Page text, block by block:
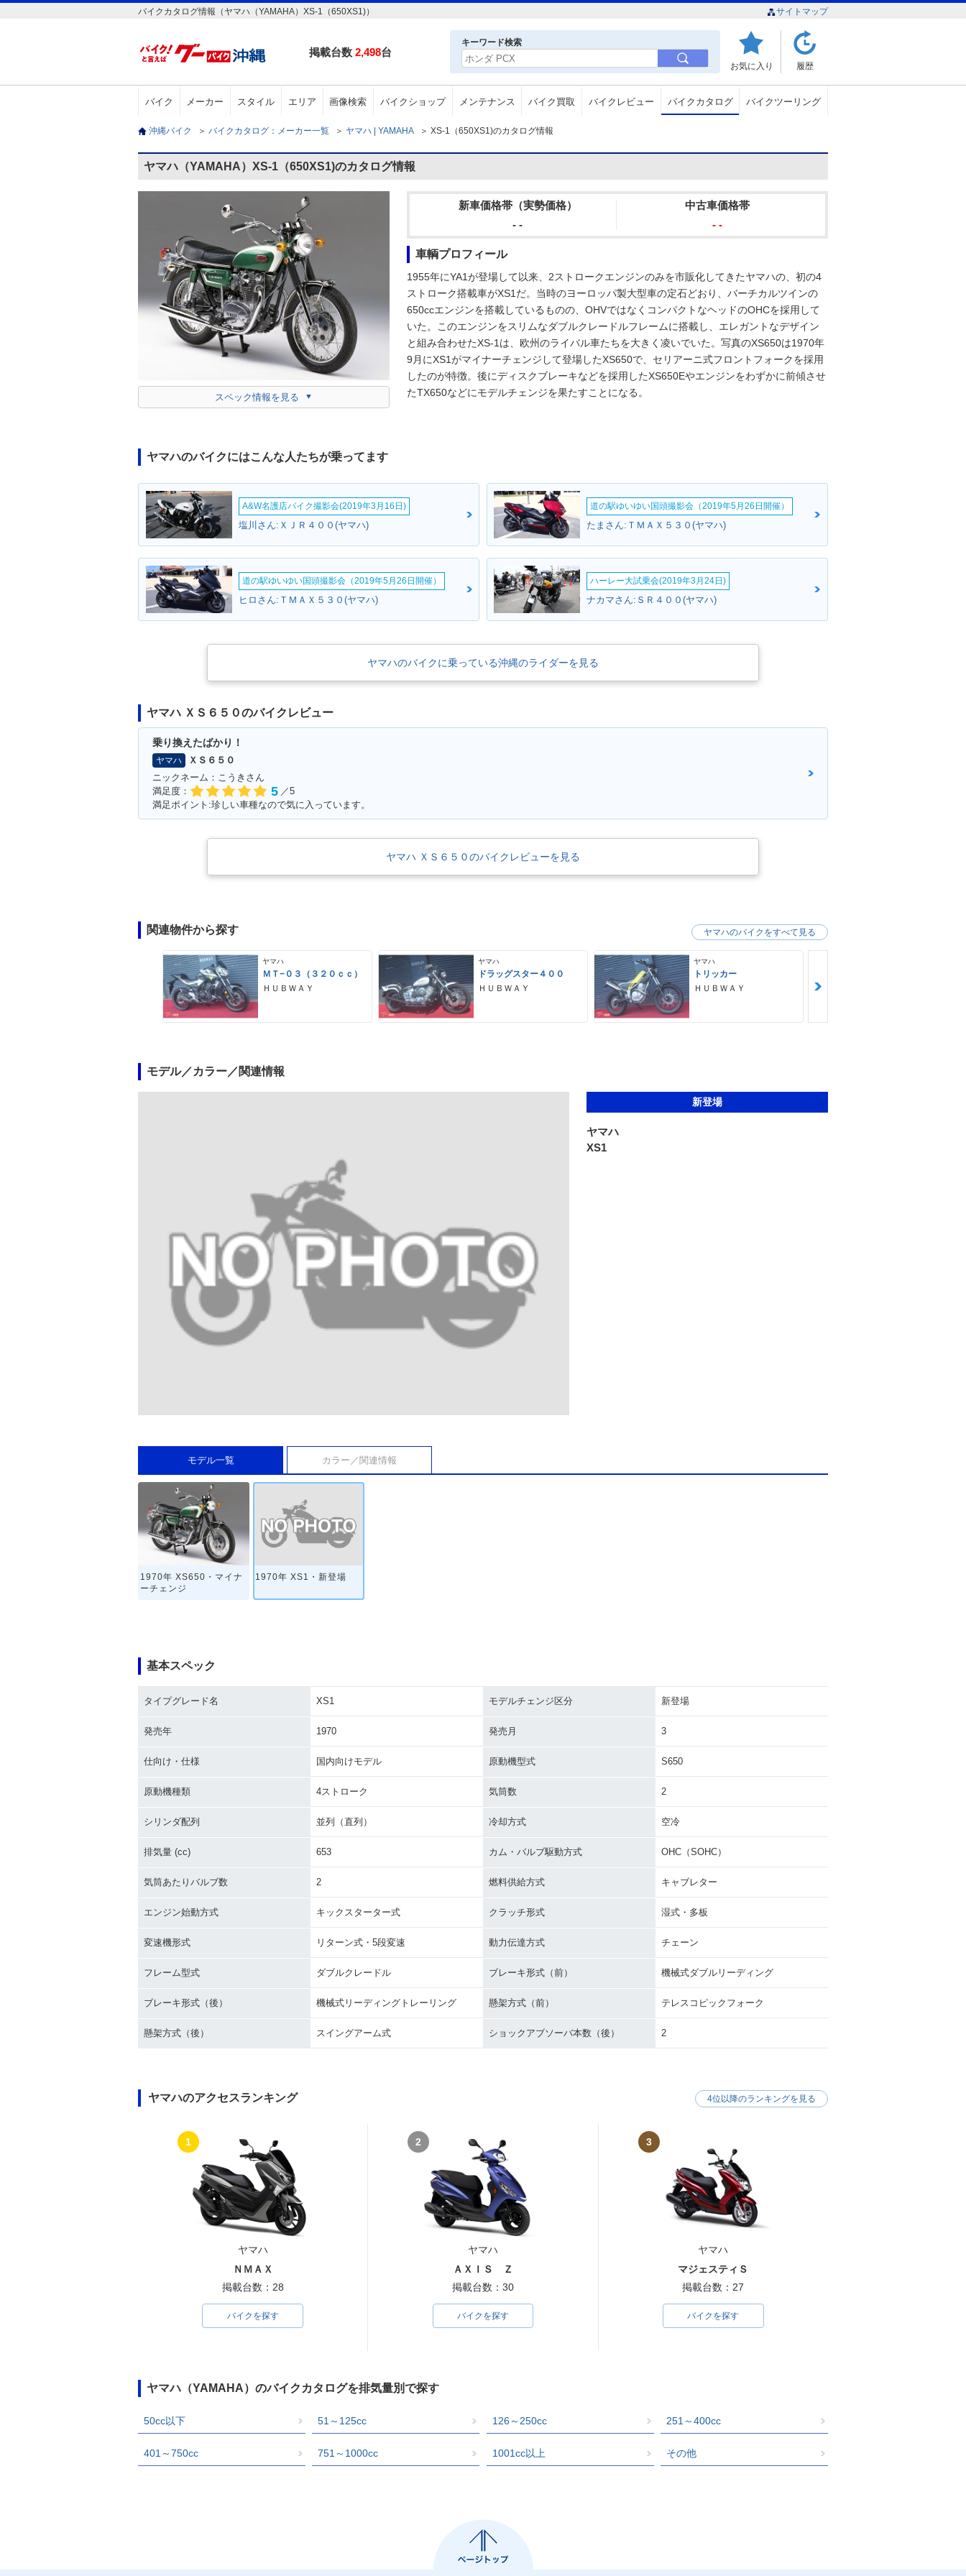
バイクカタログ情報（ヤマハ（YAMAHA）XS-1（650XS1)） サイトマップ
掲載台数 2,498台
キーワード検索
お気に入り 履歴
バイク メーカー スタイル エリア 画像検索 バイクショップ メンテナンス バイク買取 バイクレビュー バイクカタログ バイクツーリング
沖縄バイク ＞ バイクカタログ：メーカー一覧 ＞ ヤマハ | YAMAHA ＞ XS-1（650XS1)のカタログ情報
ヤマハ（YAMAHA）XS-1（650XS1)のカタログ情報
スペック情報を見る
新車価格帯（実勢価格）
- -
中古車価格帯
- -
車輌プロフィール
1955年にYA1が登場して以来、2ストロークエンジンのみを市販化してきたヤマハの、初の4
ストローク搭載車がXS1だ。当時のヨーロッパ製大型車の定石どおり、バーチカルツインの
650ccエンジンを搭載しているものの、OHVではなくコンパクトなヘッドのOHCを採用して
いた。このエンジンをスリムなダブルクレードルフレームに搭載し、エレガントなデザイン
と組み合わせたXS-1は、欧州のライバル車たちを大きく凌いでいた。写真のXS650は1970年
9月にXS1がマイナーチェンジして登場したXS650で、セリアーニ式フロントフォークを採用
したのが特徴。後にディスクブレーキなどを採用したXS650Eやエンジンをわずかに前傾させ
たTX650などにモデルチェンジを果たすことになる。
ヤマハのバイクにはこんな人たちが乗ってます
A&W名護店バイク撮影会(2019年3月16日)
塩川さん:ＸＪＲ４００(ヤマハ)
道の駅ゆいゆい国頭撮影会（2019年5月26日開催）
たまさん:ＴＭＡＸ５３０(ヤマハ)
道の駅ゆいゆい国頭撮影会（2019年5月26日開催）
ヒロさん:ＴＭＡＸ５３０(ヤマハ)
ハーレー大試乗会(2019年3月24日)
ナカマさん:ＳＲ４００(ヤマハ)
ヤマハのバイクに乗っている沖縄のライダーを見る
ヤマハ ＸＳ６５０のバイクレビュー
乗り換えたばかり！
ヤマハ
ＸＳ６５０
ニックネーム：こうきさん
満足度：
5 ／5
満足ポイント:珍しい車種なので気に入っています。
ヤマハ ＸＳ６５０のバイクレビューを見る
関連物件から探す
ヤマハ
ＭＴ−０３（３２０ｃｃ）
ＨＵＢＷＡＹ
ヤマハ
ドラッグスター４００
ＨＵＢＷＡＹ
ヤマハ
トリッカー
ＨＵＢＷＡＹ
ヤマハのバイクをすべて見る
モデル／カラー／関連情報
新登場
ヤマハ
XS1
モデル一覧 カラー／関連情報
1970年 XS650・マイナ
ーチェンジ
1970年 XS1・新登場
基本スペック
タイプグレード名 XS1 モデルチェンジ区分 新登場
発売年 1970 発売月 3
仕向け・仕様 国内向けモデル 原動機型式 S650
原動機種類 4ストローク 気筒数 2
シリンダ配列 並列（直列） 冷却方式 空冷
排気量 (cc) 653 カム・バルブ駆動方式 OHC（SOHC）
気筒あたりバルブ数 2 燃料供給方式 キャブレター
エンジン始動方式 キックスターター式 クラッチ形式 湿式・多板
変速機形式 リターン式・5段変速 動力伝達方式 チェーン
フレーム型式 ダブルクレードル ブレーキ形式（前） 機械式ダブルリーディング
ブレーキ形式（後） 機械式リーディングトレーリング 懸架方式（前） テレスコピックフォーク
懸架方式（後） スイングアーム式 ショックアブソーバ本数（後） 2
ヤマハのアクセスランキング
1
ヤマハ
ＮＭＡＸ
掲載台数：28
バイクを探す
2
ヤマハ
ＡＸＩＳ Ｚ
掲載台数：30
バイクを探す
3
ヤマハ
マジェスティＳ
掲載台数：27
バイクを探す
4位以降のランキングを見る
ヤマハ（YAMAHA）のバイクカタログを排気量別で探す
50cc以下 51～125cc 126～250cc 251～400cc
401～750cc 751～1000cc 1001cc以上 その他